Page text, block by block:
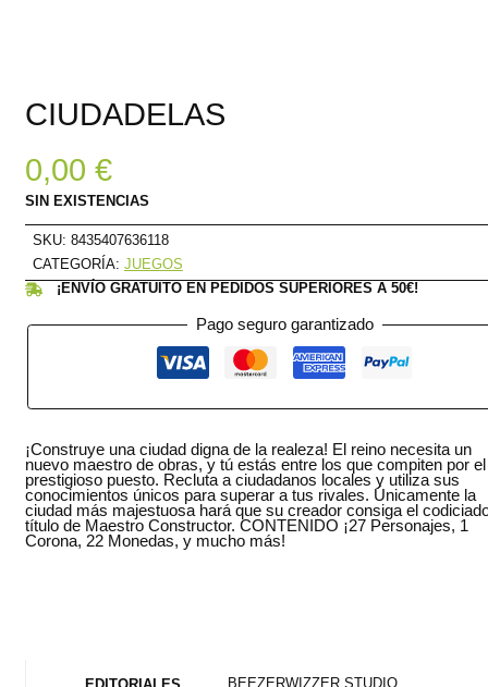
CIUDADELAS
0,00 €
SIN EXISTENCIAS
SKU: 8435407636118
CATEGORÍA: JUEGOS
¡ENVÍO GRATUITO EN PEDIDOS SUPERIORES A 50€!
Pago seguro garantizado
¡Construye una ciudad digna de la realeza! El reino necesita un
nuevo maestro de obras, y tú estás entre los que compiten por el
prestigioso puesto. Recluta a ciudadanos locales y utiliza sus
conocimientos únicos para superar a tus rivales. Únicamente la
ciudad más majestuosa hará que su creador consiga el
título de Maestro Constructor. CONTENIDO ¡27 Personajes, 1
Corona, 22 Monedas, y mucho más!
BEEZERWIZZER STUDIO